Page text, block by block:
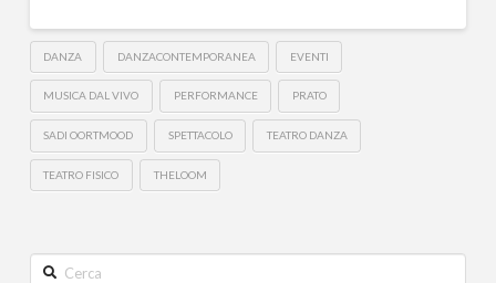
DANZA DANZACONTEMPORANEA EVENTI
MUSICA DAL VIVO PERFORMANCE PRATO
SADI OORTMOOD SPETTACOLO TEATRO DANZA
TEATRO FISICO THELOOM
Cerca